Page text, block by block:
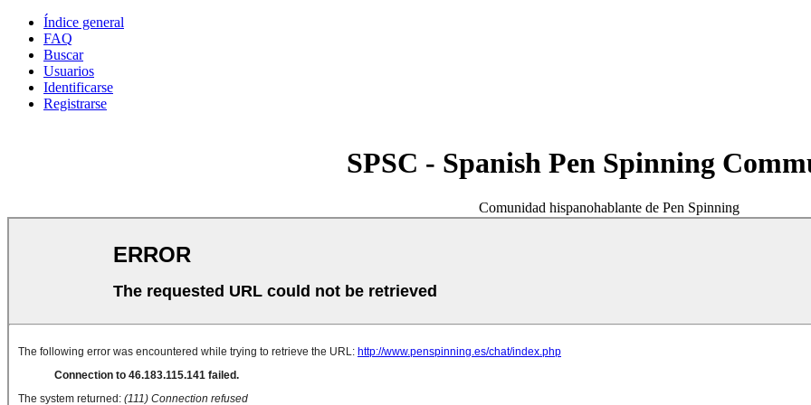
Índice general
FAQ
Buscar
Usuarios
Identificarse
Registrarse
SPSC - Spanish Pen Spinning
Comunidad hispanohablante de Pen Spinning